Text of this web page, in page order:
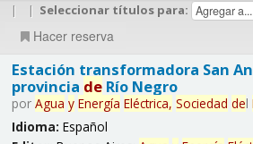
| | Seleccionar títulos para:
Hacer reserva
Estación transformadora San
provincia deRío Negro
por Agua y Energía Eléctrica, Sociedad del
Idioma: Español